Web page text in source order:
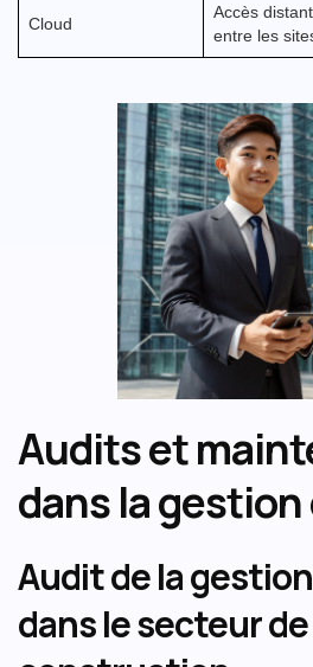
Cloud
Accès
entre les
Audits et
dans la
Audit de la
dans le secteur de